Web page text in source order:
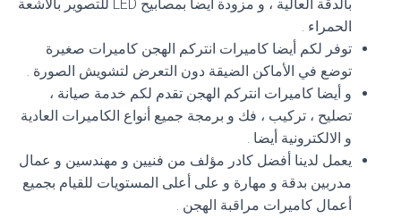
بالدقة العالية ، و مزودة أيضا بمصابيح LED للتصوير بالأشعة
الحمراء .
توفر لكم أيضا كاميرات انتركم الهجن كاميرات صغيرة
توضع في الأماكن الضيقة دون التعرض لتشويش الصورة .
و أيضا كاميرات انتركم الهجن تقدم لكم خدمة صيانة ،
تصليح ، تركيب ، فك و برمجة جميع أنواع الكاميرات العادية
و الالكترونية أيضا .
يعمل لدينا أفضل كادر مؤلف من فنيين و مهندسين و عمال
مدربين بدقة و مهارة و على أعلى المستويات للقيام بجميع
أعمال كاميرات مراقبة الهجن .